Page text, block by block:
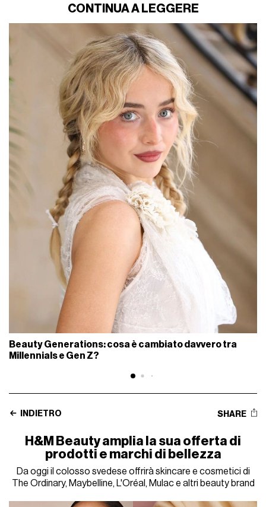
CONTINUA A LEGGERE
Beauty Generations: cosa è cambiato davvero tra
Millennials e Gen Z?
INDIETRO SHARE
H&M Beauty amplia la sua offerta di
prodotti e marchi di bellezza
Da oggi il colosso svedese offrirà skincare e cosmetici di
The Ordinary, Maybelline, L'Oréal, Mulac e altri beauty brand